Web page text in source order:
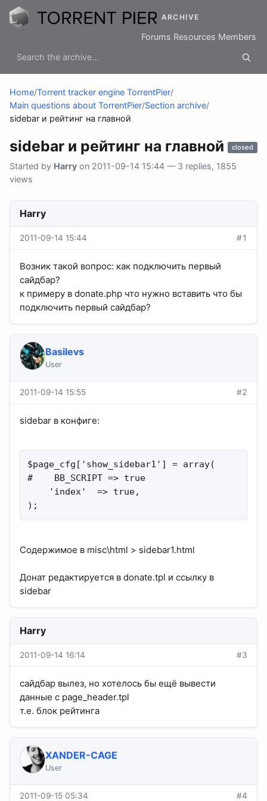
ARCHIVE
Forums Resources Members
Home/Torrent tracker engine TorrentPier/
Main questions about TorrentPier/Section archive/
sidebar и рейтинг на главной
sidebar и рейтинг на главной closed
Started by Harry on 2011-09-14 15:44 — 3 replies, 1855
views
Harry
2011-09-14 15:44 #1
Возник такой вопрос: как подключить первый
сайдбар?
к примеру в donate.php что нужно вставить что бы
подключить первый сайдбар?
Basilevs
User
2011-09-14 15:55 #2
sidebar в конфиге:
$page_cfg['show_sidebar1'] = array(
#    BB_SCRIPT => true
    'index'  => true,
);
Содержимое в misc\html > sidebar1.html
Донат редактируется в donate.tpl и ссылку в
sidebar
Harry
2011-09-14 16:14 #3
сайдбар вылез, но хотелось бы ещё вывести
данные с page_header.tpl
т.е. блок рейтинга
XANDER-CAGE
User
2011-09-15 05:34 #4